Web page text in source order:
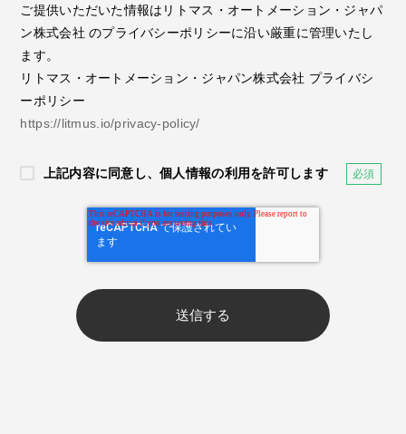
ご提供いただいた情報はリトマス・オートメーション・ジャパ
ン株式会社 のプライバシーポリシーに沿い厳重に管理いたし
ます。
リトマス・オートメーション・ジャパン株式会社 プライバシ
ーポリシー
https://litmus.io/privacy-policy/
上記内容に同意し、個人情報の利用を許可します